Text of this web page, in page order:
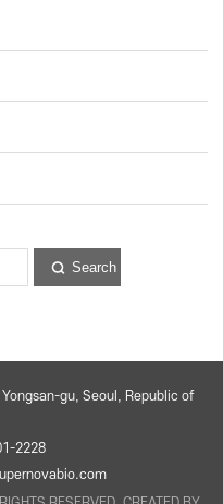
Search
gu, Seoul, Republic of
2228